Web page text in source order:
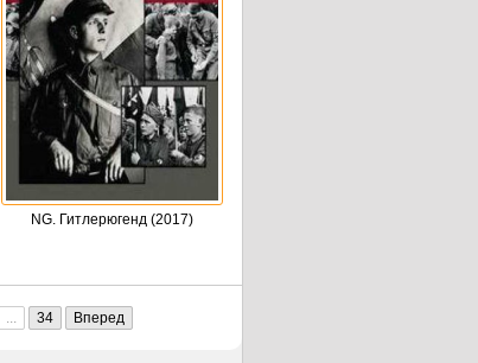
NG. Гитлерюгенд (2017)
... 34 Вперед